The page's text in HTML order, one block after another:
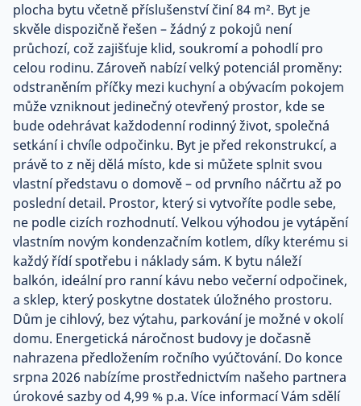
plocha bytu včetně příslušenství činí 84 m². Byt je
skvěle dispozičně řešen – žádný z pokojů není
průchozí, což zajišťuje klid, soukromí a pohodlí pro
celou rodinu. Zároveň nabízí velký potenciál proměny:
odstraněním příčky mezi kuchyní a obývacím pokojem
může vzniknout jedinečný otevřený prostor, kde se
bude odehrávat každodenní rodinný život, společná
setkání i chvíle odpočinku. Byt je před rekonstrukcí, a
právě to z něj dělá místo, kde si můžete splnit svou
vlastní představu o domově – od prvního náčrtu až po
poslední detail. Prostor, který si vytvoříte podle sebe,
ne podle cizích rozhodnutí. Velkou výhodou je vytápění
vlastním novým kondenzačním kotlem, díky kterému si
každý řídí spotřebu i náklady sám. K bytu náleží
balkón, ideální pro ranní kávu nebo večerní odpočinek,
a sklep, který poskytne dostatek úložného prostoru.
Dům je cihlový, bez výtahu, parkování je možné v okolí
domu. Energetická náročnost budovy je dočasně
nahrazena předložením ročního vyúčtování. Do konce
srpna 2026 nabízíme prostřednictvím našeho partnera
úrokové sazby od 4,99 % p.a. Více informací Vám sdělí